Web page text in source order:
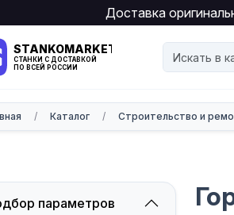
Доставка
STANKOMARKET
СТАНКИ С ДОСТАВКОЙ
ПО ВСЕЙ РОССИИ
/ Каталог / Строительство и
параметров